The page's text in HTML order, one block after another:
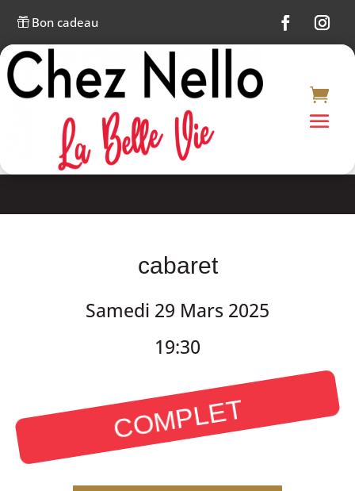
Bon cadeau
cabaret
Samedi 29 Mars 2025
19:30
COMPLET